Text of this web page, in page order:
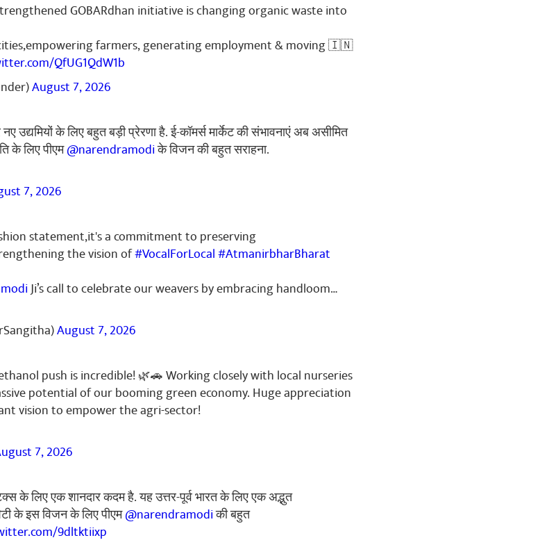
GOBARdhan initiative is changing organic waste into
farmers, generating employment & moving 🇮🇳
QfUG1QdW1b
August 7, 2026
उद्यमियों के लिए बहुत बड़ी प्रेरणा है. ई-कॉमर्स मार्केट की संभावनाएं अब असीमित
के लिए पीएम@narendramodiके विजन की बहुत सराहना.
7, 2026
statement,it's a commitment to preserving
the vision of#VocalForLocal#AtmanirbharBharat
Ji’s call to celebrate our weavers by embracing handloom…
August 7, 2026
push is incredible! 🌿🚗 Working closely with local nurseries
potential of our booming green economy. Huge appreciation
vision to empower the agri-sector!
7, 2026
के लिए एक शानदार कदम है. यह उत्तर-पूर्व भारत के लिए एक अद्भुत
के इस विजन के लिए पीएम@narendramodiकी बहुत
9dltktiixp